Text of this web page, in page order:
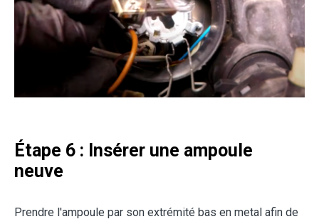
Étape 6 : Insérer une ampoule
neuve
Prendre l'ampoule par son extrémité bas en metal afin de